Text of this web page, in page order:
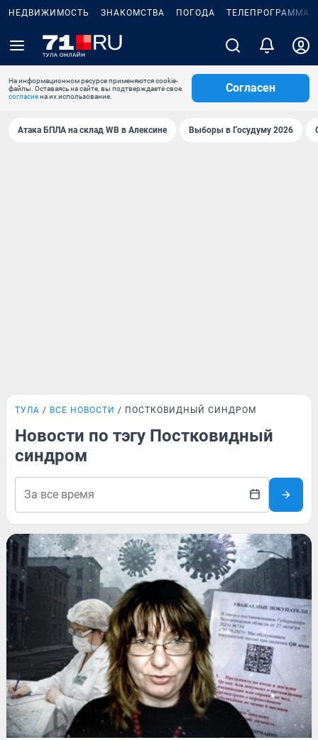
НЕДВИЖИМОСТЬ ЗНАКОМСТВА ПОГОДА ТЕЛЕПРОГРАММА
На информационном ресурсе применяются cookie-
файлы. Оставаясь на сайте, вы подтверждаете свое
согласиена их использование.
Согласен
Атака БПЛА на склад WB в Алексине Выборы в Госудуму 2026
ТУЛА ВСЕ НОВОСТИ ПОСТКОВИДНЫЙ СИНДРОМ
Новости по тэгу Постковидный
синдром